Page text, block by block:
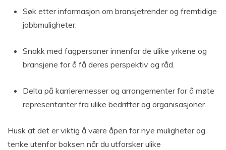
Søk etter informasjon om bransjetrender og fremtidige
jobbmuligheter.
Snakk med fagpersoner innenfor de ulike yrkene og
bransjene for å få deres perspektiv og råd.
Delta på karrieremesser og arrangementer for å møte
representanter fra ulike bedrifter og organisasjoner.
Husk at det er viktig å være åpen for nye muligheter og
tenke utenfor boksen når du utforsker ulike